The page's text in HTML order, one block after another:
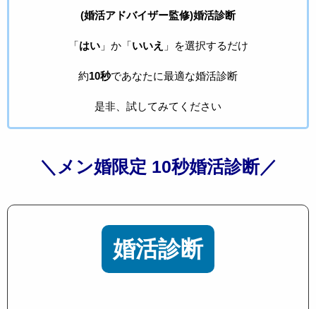
(婚活アドバイザー監修)婚活診断
「はい」か「いいえ 」を選択するだけ
約10秒であなたに最適な婚活診断
是非、試してみてください
＼メン婚限定 10秒婚活診断／
婚活診断